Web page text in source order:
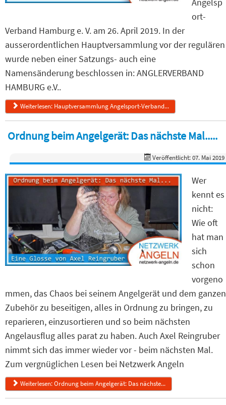
ort-
Verband Hamburg e. V. am 26. April 2019. In der
ausserordentlichen Hauptversammlung vor der regulären
wurde neben einer Satzungs- auch eine
Namensänderung beschlossen in: ANGLERVERBAND
HAMBURG e.V..
Weiterlesen: Hauptversammlung Angelsport-Verband...
Ordnung beim Angelgerät: Das nächste Mal.....
Veröffentlicht: 07. Mai 2019
Wer
kennt es
nicht:
Wie oft
hat man
sich
schon
vorgeno
mmen, das Chaos bei seinem Angelgerät und dem ganzen
Zubehör zu beseitigen, alles in Ordnung zu bringen, zu
reparieren, einzusortieren und so beim nächsten
Angelausflug alles parat zu haben. Auch Axel Reingruber
nimmt sich das immer wieder vor - beim nächsten Mal.
Zum vergnüglichen Lesen bei Netzwerk Angeln
Weiterlesen: Ordnung beim Angelgerät: Das nächste...